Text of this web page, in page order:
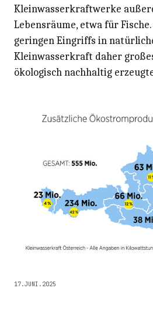
Kleinwasserkraftwerke
Lebensräume, etwa für
geringen Eingriffs in
Kleinwasserkraft daher
ökologisch nachhaltig
17.JUNI.2025